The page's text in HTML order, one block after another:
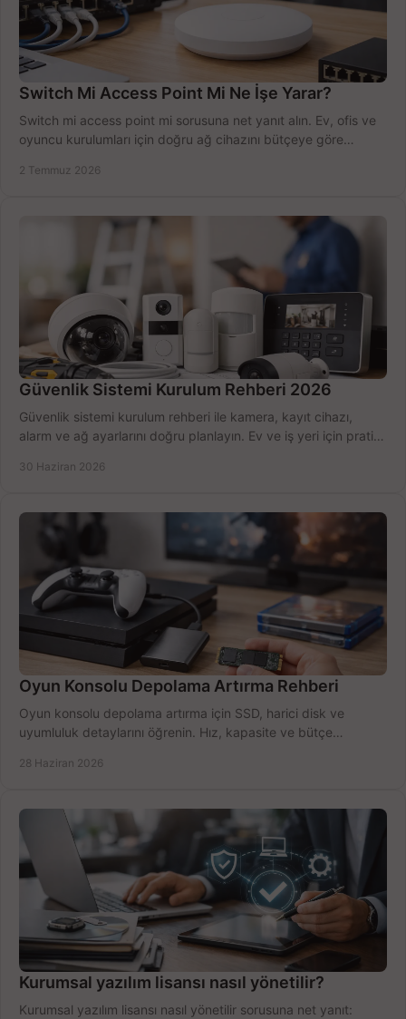
Switch Mi Access Point Mi Ne İşe Yarar?
Switch mi access point mi sorusuna net yanıt alın. Ev, ofis ve
oyuncu kurulumları için doğru ağ cihazını bütçeye göre
2 Temmuz 2026
Güvenlik Sistemi Kurulum Rehberi 2026
Güvenlik sistemi kurulum rehberi ile kamera, kayıt cihazı,
alarm ve ağ ayarlarını doğru planlayın. Ev ve iş yeri için pratik
30 Haziran 2026
Oyun Konsolu Depolama Artırma Rehberi
Oyun konsolu depolama artırma için SSD, harici disk ve
uyumluluk detaylarını öğrenin. Hız, kapasite ve bütçe
28 Haziran 2026
Kurumsal yazılım lisansı nasıl yönetilir?
Kurumsal yazılım lisansı nasıl yönetilir sorusuna net yanıt: